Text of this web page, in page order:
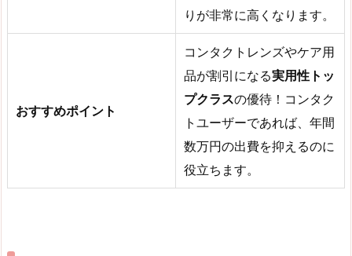
りが非常に高くなります。
おすすめポイント
コンタクトレンズやケア用
品が割引になる実用性トッ
プクラスの優待！コンタク
トユーザーであれば、年間
数万円の出費を抑えるのに
役立ちます。